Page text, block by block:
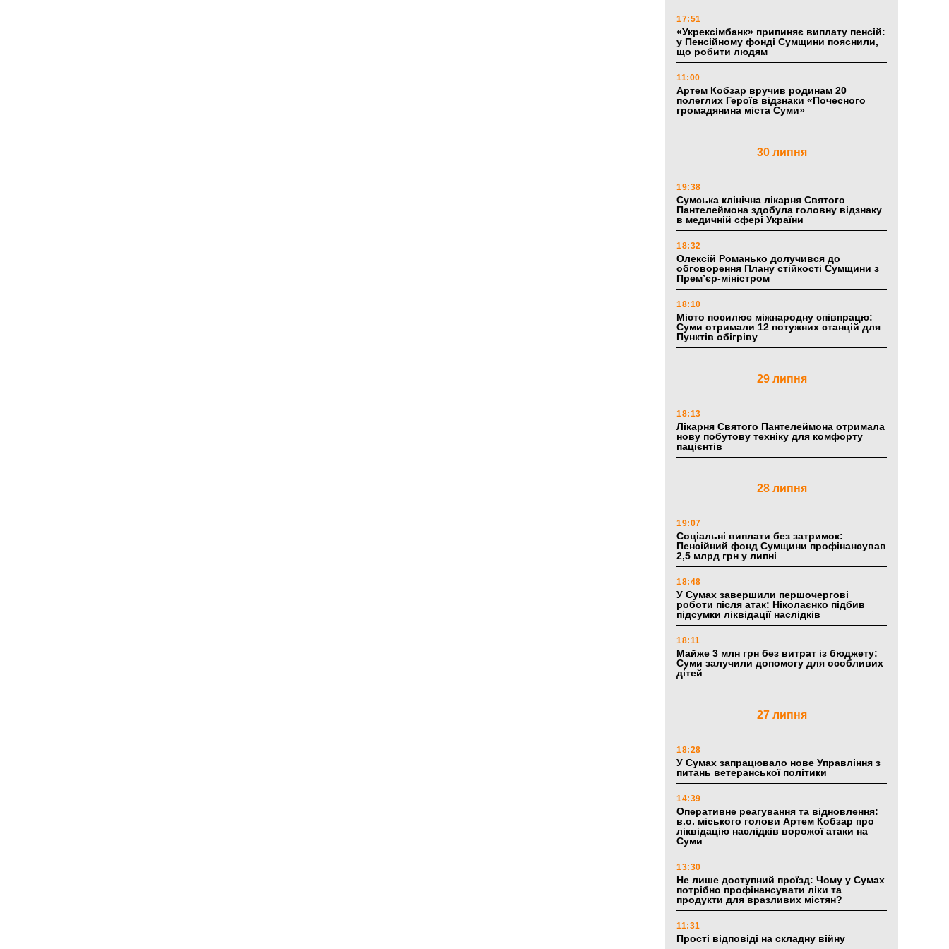
17:51
«Укрексімбанк» припиняє виплату пенсій:
у Пенсійному фонді Сумщини пояснили,
що робити людям
11:00
Артем Кобзар вручив родинам 20
полеглих Героїв відзнаки «Почесного
громадянина міста Суми»
30 липня
19:38
Сумська клінічна лікарня Святого
Пантелеймона здобула головну відзнаку
в медичній сфері України
18:32
Олексій Романько долучився до
обговорення Плану стійкості Сумщини з
Прем’єр-міністром
18:10
Місто посилює міжнародну співпрацю:
Суми отримали 12 потужних станцій для
Пунктів обігріву
29 липня
18:13
Лікарня Святого Пантелеймона отримала
нову побутову техніку для комфорту
пацієнтів
28 липня
19:07
Соціальні виплати без затримок:
Пенсійний фонд Сумщини профінансував
2,5 млрд грн у липні
18:48
У Сумах завершили першочергові
роботи після атак: Ніколаєнко підбив
підсумки ліквідації наслідків
18:11
Майже 3 млн грн без витрат із бюджету:
Суми залучили допомогу для особливих
дітей
27 липня
18:28
У Сумах запрацювало нове Управління з
питань ветеранської політики
14:39
Оперативне реагування та відновлення:
в.о. міського голови Артем Кобзар про
ліквідацію наслідків ворожої атаки на
Суми
13:30
Не лише доступний проїзд: Чому у Сумах
потрібно профінансувати ліки та
продукти для вразливих містян?
11:31
Прості відповіді на складну війну